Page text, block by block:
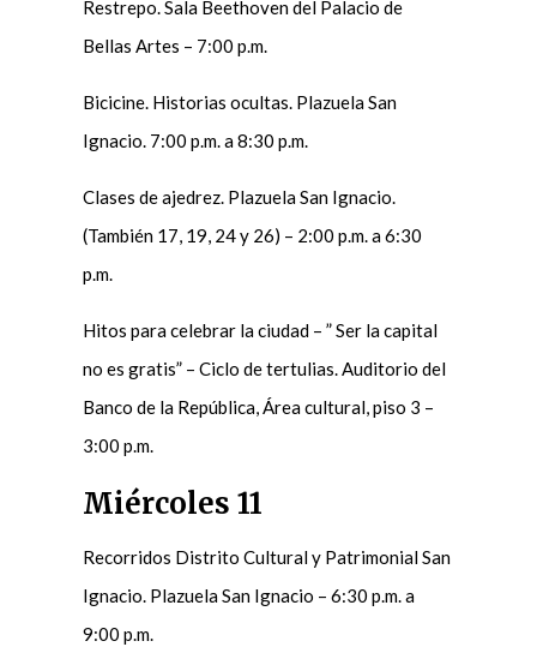
Restrepo. Sala Beethoven del Palacio de
Bellas Artes – 7:00 p.m.
Bicicine. Historias ocultas. Plazuela San
Ignacio. 7:00 p.m. a 8:30 p.m.
Clases de ajedrez. Plazuela San Ignacio.
(También 17, 19, 24 y 26) – 2:00 p.m. a 6:30
p.m.
Hitos para celebrar la ciudad – ” Ser la capital
no es gratis” – Ciclo de tertulias. Auditorio del
Banco de la República, Área cultural, piso 3 –
3:00 p.m.
Miércoles 11
Recorridos Distrito Cultural y Patrimonial San
Ignacio. Plazuela San Ignacio – 6:30 p.m. a
9:00 p.m.